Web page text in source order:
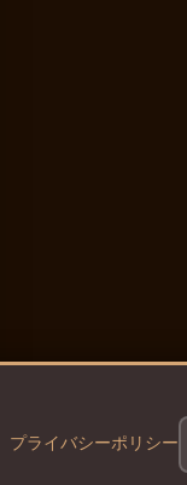
プライバシーポリシー